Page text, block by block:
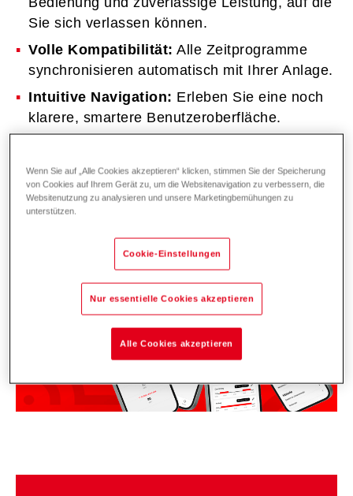
Sie sich verlassen können.
Volle Kompatibilität: Alle Zeitprogramme
synchronisieren automatisch mit Ihrer Anlage.
Intuitive Navigation: Erleben Sie eine noch
klarere, smartere Benutzeroberfläche.
Historienwerte halten Sie jederzeit bestens
informiert.
Wenn Sie auf „Alle Cookies akzeptieren“ klicken, stimmen Sie der Speicherung
von Cookies auf Ihrem Gerät zu, um die Websitenavigation zu verbessern, die
Websitenutzung zu analysieren und unsere Marketingbemühungen zu
unterstützen.
Cookie-Einstellungen
Nur essentielle Cookies akzeptieren
Alle Cookies akzeptieren